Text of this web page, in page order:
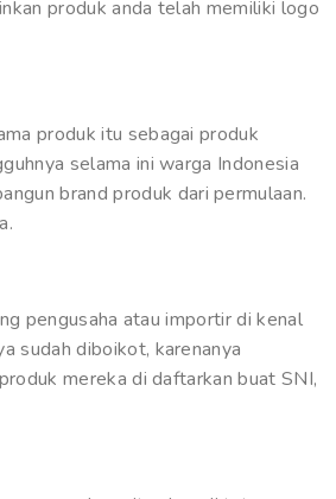
produk anda telah memiliki logo
produk itu sebagai produk
selama ini warga Indonesia
brand produk dari permulaan.
pengusaha atau importir di kenal
sudah diboikot, karenanya
mereka di daftarkan buat SNI,